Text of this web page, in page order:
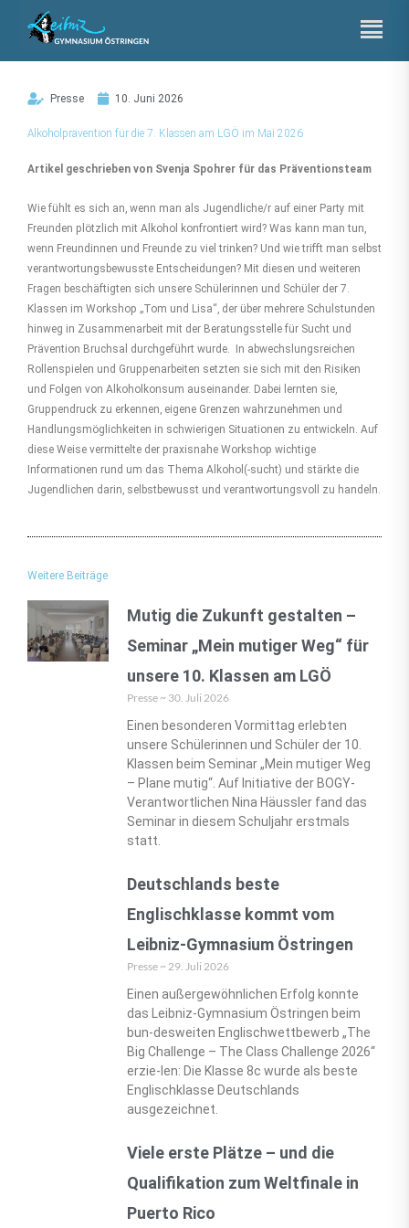
Presse 10. Juni 2026
Alkoholprävention für die 7. Klassen am LGÖ im Mai 2026
Artikel geschrieben von Svenja Spohrer für das Präventionsteam
Wie fühlt es sich an, wenn man als Jugendliche/r auf einer Party mit
Freunden plötzlich mit Alkohol konfrontiert wird? Was kann man tun,
wenn Freundinnen und Freunde zu viel trinken? Und wie trifft man selbst
verantwortungsbewusste Entscheidungen? Mit diesen und weiteren
Fragen beschäftigten sich unsere Schülerinnen und Schüler der 7.
Klassen im Workshop „Tom und Lisa“, der über mehrere Schulstunden
hinweg in Zusammenarbeit mit der Beratungsstelle für Sucht und
Prävention Bruchsal durchgeführt wurde. In abwechslungsreichen
Rollenspielen und Gruppenarbeiten setzten sie sich mit den Risiken
und Folgen von Alkoholkonsum auseinander. Dabei lernten sie,
Gruppendruck zu erkennen, eigene Grenzen wahrzunehmen und
Handlungsmöglichkeiten in schwierigen Situationen zu entwickeln. Auf
diese Weise vermittelte der praxisnahe Workshop wichtige
Informationen rund um das Thema Alkohol(-sucht) und stärkte die
Jugendlichen darin, selbstbewusst und verantwortungsvoll zu handeln.
Weitere Beiträge
Mutig die Zukunft gestalten –
Seminar „Mein mutiger Weg“ für
unsere 10. Klassen am LGÖ
Presse 30. Juli 2026
Einen besonderen Vormittag erlebten
unsere Schülerinnen und Schüler der 10.
Klassen beim Seminar „Mein mutiger Weg
– Plane mutig“. Auf Initiative der BOGY-
Verantwortlichen Nina Häussler fand das
Seminar in diesem Schuljahr erstmals
statt.
Deutschlands beste
Englischklasse kommt vom
Leibniz-Gymnasium Östringen
Presse 29. Juli 2026
Einen außergewöhnlichen Erfolg konnte
das Leibniz-Gymnasium Östringen beim
bun-desweiten Englischwettbewerb „The
Big Challenge – The Class Challenge 2026“
erzie-len: Die Klasse 8c wurde als beste
Englischklasse Deutschlands
ausgezeichnet.
Viele erste Plätze – und die
Qualifikation zum Weltfinale in
Puerto Rico